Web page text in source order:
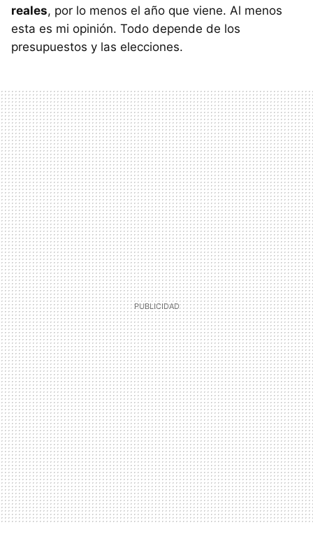
reales, por lo menos el año que viene. Al menos
esta es mi opinión. Todo depende de los
presupuestos y las elecciones.